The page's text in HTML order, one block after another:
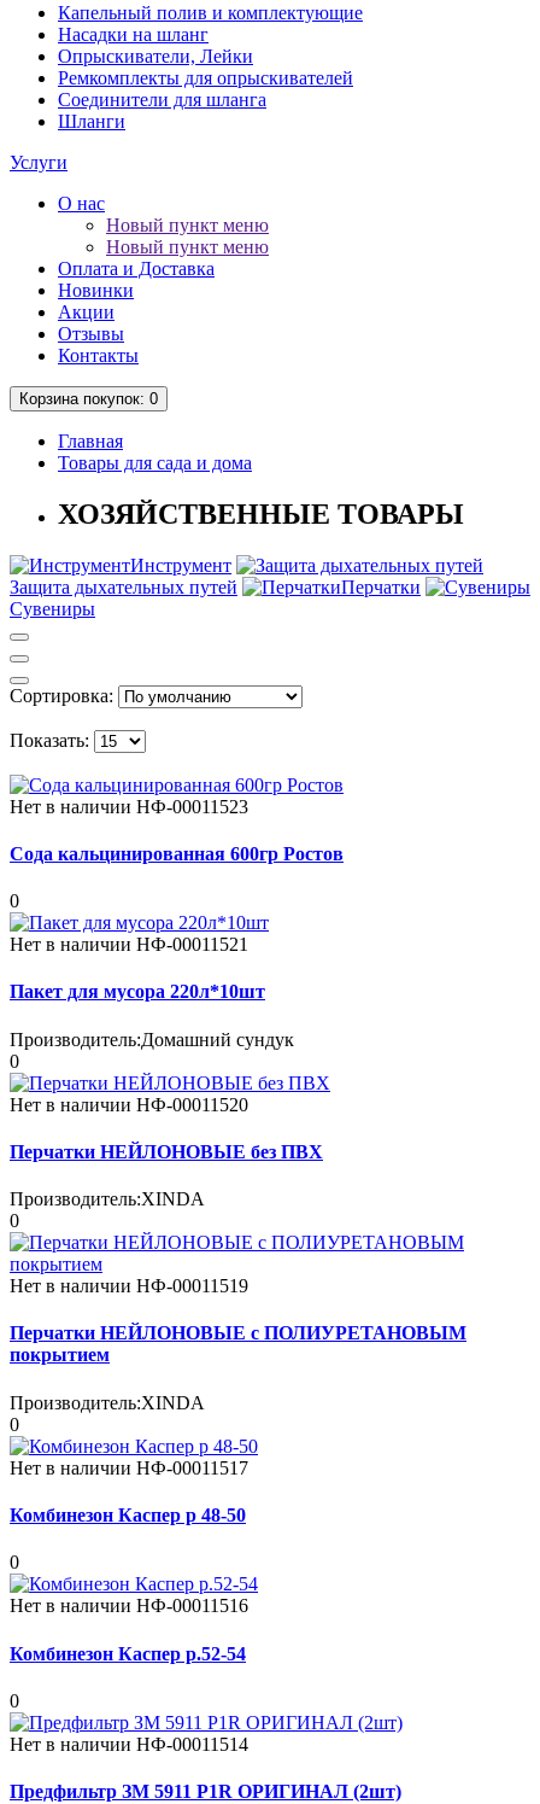
Капельный полив и комплектующие
Насадки на шланг
Опрыскиватели, Лейки
Ремкомплекты для опрыскивателей
Соединители для шланга
Шланги
Услуги
О нас
Новый пункт меню
Новый пункт меню
Оплата и Доставка
Новинки
Акции
Отзывы
Контакты
Корзина покупок: 0
Главная
Товары для сада и дома
ХОЗЯЙСТВЕННЫЕ ТОВАРЫ
Инструмент
Защита дыхательных путей
Перчатки
Сувениры
Сортировка:
Показать:
Нет в наличии НФ-00011523
Сода кальцинированная 600гр Ростов
0
Нет в наличии НФ-00011521
Пакет для мусора 220л*10шт
Производитель:Домашний сундук
0
Нет в наличии НФ-00011520
Перчатки НЕЙЛОНОВЫЕ без ПВХ
Производитель:XINDA
0
Нет в наличии НФ-00011519
Перчатки НЕЙЛОНОВЫЕ с ПОЛИУРЕТАНОВЫМ
покрытием
Производитель:XINDA
0
Нет в наличии НФ-00011517
Комбинезон Каспер р 48-50
0
Нет в наличии НФ-00011516
Комбинезон Каспер р.52-54
0
Нет в наличии НФ-00011514
Предфильтр ЗМ 5911 P1R ОРИГИНАЛ (2шт)